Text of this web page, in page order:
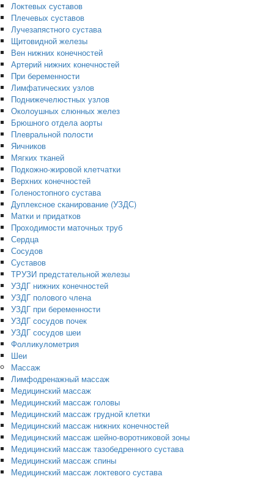
Локтевых суставов
Плечевых суставов
Лучезапястного сустава
Щитовидной железы
Вен нижних конечностей
Артерий нижних конечностей
При беременности
Лимфатических узлов
Поднижечелюстных узлов
Околоушных слюнных желез
Брюшного отдела аорты
Плевральной полости
Яичников
Мягких тканей
Подкожно-жировой клетчатки
Верхних конечностей
Голеностопного сустава
Дуплексное сканирование (УЗДС)
Матки и придатков
Проходимости маточных труб
Сердца
Сосудов
Суставов
ТРУЗИ предстательной железы
УЗДГ нижних конечностей
УЗДГ полового члена
УЗДГ при беременности
УЗДГ сосудов почек
УЗДГ сосудов шеи
Фолликулометрия
Шеи
Массаж
Лимфодренажный массаж
Медицинский массаж
Медицинский массаж головы
Медицинский массаж грудной клетки
Медицинский массаж нижних конечностей
Медицинский массаж шейно-воротниковой зоны
Медицинский массаж тазобедренного сустава
Медицинский массаж спины
Медицинский массаж локтевого сустава